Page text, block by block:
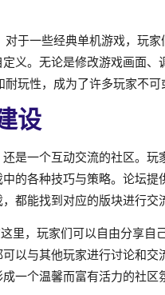
于一些经典单机游戏，玩
义。无论是修改游戏画面
玩性，成为了许多玩家不可
设
是一个互动交流的社区。玩
的各种技巧与策略。论坛
都能找到对应的版块进行交
里，玩家们可以自由分享自
以与其他玩家进行讨论和
一个温馨而富有活力的社区